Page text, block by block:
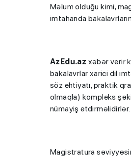
Məlum olduğu kimi,
imtahanda
AzEdu.az xəbər verir
bakalavrlar xarici dil
söz ehtiyatı, praktik
olmaqla) kompleks
nümayiş etdirməlidirlər.
Magistratura